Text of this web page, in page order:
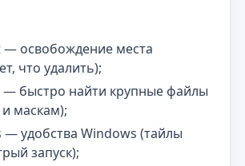
— освобождение места
что удалить);
— быстро найти крупные файлы
маскам);
— удобства Windows (тайлы
запуск);